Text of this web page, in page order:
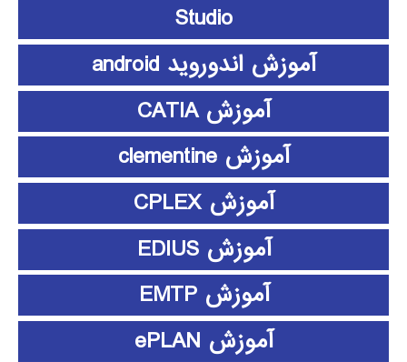
Studio
آموزش اندوروید android
آموزش CATIA
آموزش clementine
آموزش CPLEX
آموزش EDIUS
آموزش EMTP
آموزش ePLAN